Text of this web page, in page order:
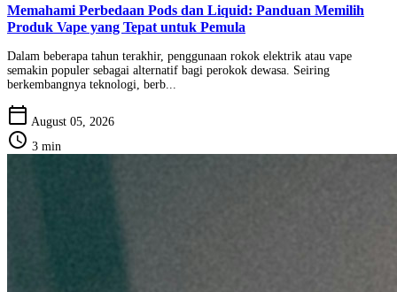
Memahami Perbedaan Pods dan Liquid: Panduan Memilih
Produk Vape yang Tepat untuk Pemula
Dalam beberapa tahun terakhir, penggunaan rokok elektrik atau vape
semakin populer sebagai alternatif bagi perokok dewasa. Seiring
berkembangnya teknologi, berb...
calendar_today August 05, 2026
schedule 3 min